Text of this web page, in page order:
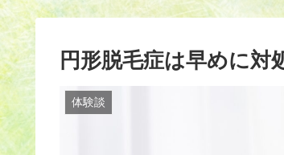
円形脱毛症は早めに対
体験談